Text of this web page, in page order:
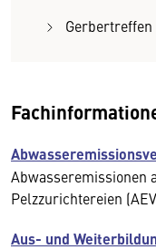
Gerbertreffen
Abwasseremissionen
Pelzzurichtereien
Aus- und